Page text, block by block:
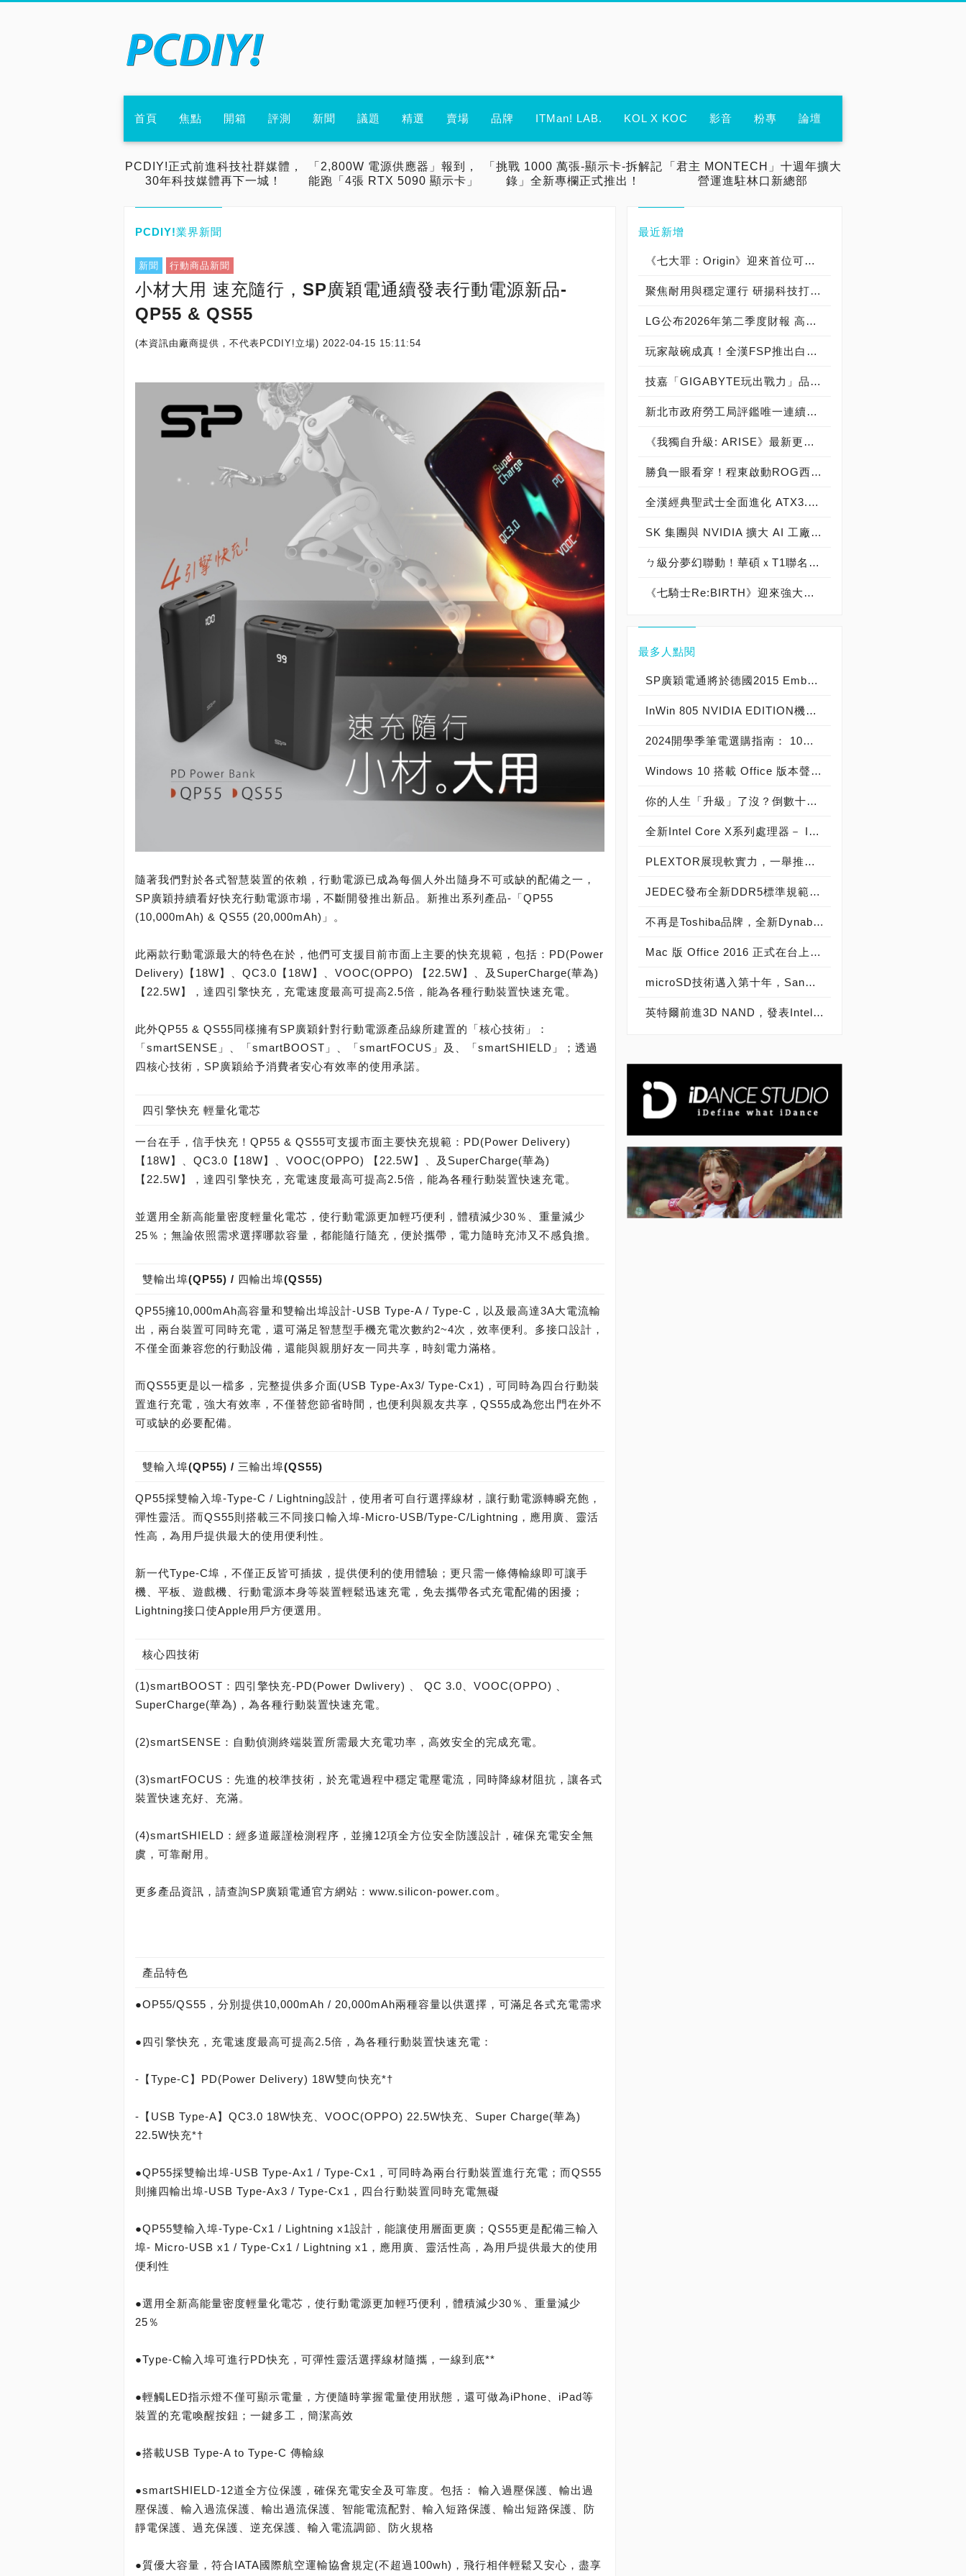
首頁 焦點 開箱 評測 新聞 議題 精選 賣場 品牌 ITMan! LAB. KOL X KOC 影音 粉專 論壇
PCDIY!正式前進科技社群媒體，
30年科技媒體再下一城！
「2,800W 電源供應器」報到，
能跑「4張 RTX 5090 顯示卡」
「挑戰 1000 萬張-顯示卡-拆解記
錄」全新專欄正式推出！
「君主 MONTECH」十週年擴大
營運進駐林口新總部
PCDIY!業界新聞
新聞 行動商品新聞
小材大用 速充隨行，SP廣穎電通續發表行動電源新品-
QP55 & QS55
(本資訊由廠商提供，不代表PCDIY!立場) 2022-04-15 15:11:54
隨著我們對於各式智慧裝置的依賴，行動電源已成為每個人外出隨身不可或缺的配備之一，
SP廣穎持續看好快充行動電源市場，不斷開發推出新品。新推出系列產品-「QP55
(10,000mAh) & QS55 (20,000mAh)」。
此兩款行動電源最大的特色在於，他們可支援目前市面上主要的快充規範，包括：PD(Power
Delivery)【18W】、QC3.0【18W】、VOOC(OPPO) 【22.5W】、及SuperCharge(華為)
【22.5W】，達四引擎快充，充電速度最高可提高2.5倍，能為各種行動裝置快速充電。
此外QP55 & QS55同樣擁有SP廣穎針對行動電源產品線所建置的「核心技術」：
「smartSENSE」、「smartBOOST」、「smartFOCUS」及、「smartSHIELD」；透過
四核心技術，SP廣穎給予消費者安心有效率的使用承諾。
四引擎快充 輕量化電芯
一台在手，信手快充！QP55 & QS55可支援市面主要快充規範：PD(Power Delivery)
【18W】、QC3.0【18W】、VOOC(OPPO) 【22.5W】、及SuperCharge(華為)
【22.5W】，達四引擎快充，充電速度最高可提高2.5倍，能為各種行動裝置快速充電。
並選用全新高能量密度輕量化電芯，使行動電源更加輕巧便利，體積減少30％、重量減少
25％；無論依照需求選擇哪款容量，都能隨行隨充，便於攜帶，電力隨時充沛又不感負擔。
雙輸出埠(QP55) / 四輸出埠(QS55)
QP55擁10,000mAh高容量和雙輸出埠設計-USB Type-A / Type-C，以及最高達3A大電流輸
出，兩台裝置可同時充電，還可滿足智慧型手機充電次數約2~4次，效率便利。多接口設計，
不僅全面兼容您的行動設備，還能與親朋好友一同共享，時刻電力滿格。
而QS55更是以一檔多，完整提供多介面(USB Type-Ax3/ Type-Cx1)，可同時為四台行動裝
置進行充電，強大有效率，不僅替您節省時間，也便利與親友共享，QS55成為您出門在外不
可或缺的必要配備。
雙輸入埠(QP55) / 三輸出埠(QS55)
QP55採雙輸入埠-Type-C / Lightning設計，使用者可自行選擇線材，讓行動電源轉瞬充飽，
彈性靈活。而QS55則搭載三不同接口輸入埠-Micro-USB/Type-C/Lightning，應用廣、靈活
性高，為用戶提供最大的使用便利性。
新一代Type-C埠，不僅正反皆可插拔，提供便利的使用體驗；更只需一條傳輸線即可讓手
機、平板、遊戲機、行動電源本身等裝置輕鬆迅速充電，免去攜帶各式充電配備的困擾；
Lightning接口使Apple用戶方便選用。
核心四技術
(1)smartBOOST：四引擎快充-PD(Power Dwlivery) 、 QC 3.0、VOOC(OPPO) 、
SuperCharge(華為)，為各種行動裝置快速充電。
(2)smartSENSE：自動偵測終端裝置所需最大充電功率，高效安全的完成充電。
(3)smartFOCUS：先進的校準技術，於充電過程中穩定電壓電流，同時降線材阻抗，讓各式
裝置快速充好、充滿。
(4)smartSHIELD：經多道嚴謹檢測程序，並擁12項全方位安全防護設計，確保充電安全無
虞，可靠耐用。
更多產品資訊，請查詢SP廣穎電通官方網站：www.silicon-power.com。
產品特色
●OP55/QS55，分別提供10,000mAh / 20,000mAh兩種容量以供選擇，可滿足各式充電需求
●四引擎快充，充電速度最高可提高2.5倍，為各種行動裝置快速充電：
-【Type-C】PD(Power Delivery) 18W雙向快充*†
-【USB Type-A】QC3.0 18W快充、VOOC(OPPO) 22.5W快充、Super Charge(華為)
22.5W快充*†
●QP55採雙輸出埠-USB Type-Ax1 / Type-Cx1，可同時為兩台行動裝置進行充電；而QS55
則擁四輸出埠-USB Type-Ax3 / Type-Cx1，四台行動裝置同時充電無礙
●QP55雙輸入埠-Type-Cx1 / Lightning x1設計，能讓使用層面更廣；QS55更是配備三輸入
埠- Micro-USB x1 / Type-Cx1 / Lightning x1，應用廣、靈活性高，為用戶提供最大的使用
便利性
●選用全新高能量密度輕量化電芯，使行動電源更加輕巧便利，體積減少30％、重量減少
25％
●Type-C輸入埠可進行PD快充，可彈性靈活選擇線材隨攜，一線到底**
●輕觸LED指示燈不僅可顯示電量，方便隨時掌握電量使用狀態，還可做為iPhone、iPad等
裝置的充電喚醒按鈕；一鍵多工，簡潔高效
●搭載USB Type-A to Type-C 傳輸線
●smartSHIELD-12道全方位保護，確保充電安全及可靠度。包括： 輸入過壓保護、輸出過
壓保護、輸入過流保護、輸出過流保護、智能電流配對、輸入短路保護、輸出短路保護、防
靜電保護、過充保護、逆充保護、輸入電流調節、防火規格
●質優大容量，符合IATA國際航空運輸協會規定(不超過100wh)，飛行相伴輕鬆又安心，盡享
最近新增
《七大罪：Origin》迎來首位可遊玩十誡角色「德里艾利」
聚焦耐用與穩定運行 研揚科技打造新一代 COM Express Type 6 模組
LG公布2026年第二季度財報 高附加價值產品銷售成長與成本競爭力提升，營業獲利年增 147%
玩家敲碗成真！全漢FSP推出白色 VITA PM MIT 1000W 靜音電源純白上市！ MIT 白金電源首度披上純白戰袍，支援 ATX 3.1、PCIe 5.1，10年保固！
技嘉「GIGABYTE玩出戰力」品牌活動8/3讓玩家「找到專屬配備」
新北市政府勞工局評鑑唯一連續三年獲獎企業！ 宏正三度榮膺新北市政府<友善移工企業>殊榮
《我獨自升級: ARISE》最新更新 成振宇覺醒闇影君主繼承者
勝負一眼看穿！程東啟動ROG西風之神 雙螢幕AI致勝全局
全漢經典聖武士全面進化 ATX3.1，價格不變！FSP VIC BD+ 電競入門最強銅牌電源！ ATX 3.1、全新壓紋線材、登錄享 5 年保固，打造新世代入門電競首選
SK 集團與 NVIDIA 擴大 AI 工廠與次世代記憶體策略合作 規模逾 5,000 億美元的 NVIDIA-SK AI 計畫（NVIDIA-SK AI Initiative）， 涵蓋 SK Telecom 最高達 2GW 的 AI 工廠，以及與 SK 海力士的長期 AI 記憶體合作
ㄅ級分夢幻聯動！華碩ｘT1聯名顯示卡全台盛大開賣
《七騎士Re:BIRTH》迎來強大的全新英雄[天劍]宣嵐 同步推出韓國主題劇情
最多人點閱
SP廣穎電通將於德國2015 Embedded World展示全方位工控系列產品
InWin 805 NVIDIA EDITION機殼爆紅，迎廣GeForce GTX特仕版機箱正式開賣！
2024開學季筆電選購指南： 10大熱銷筆電推薦榜
Windows 10 搭載 Office 版本聲明稿 Office Mobile 、 Office 2016 與 Office 365 版本差異說明
你的人生「升級」了沒？倒數十天！Windows 10開闊你的無限視野
全新Intel Core X系列處理器－ Intel Core i9 極致版處理器 重裝上陣
PLEXTOR展現軟實力，一舉推出三大獨家軟體
JEDEC發布全新DDR5標準規範，從DDR5-4800起跳! 將加速導入下世代高效能電腦系統
不再是Toshiba品牌，全新Dynabook 2019 新品發布，透過運算與服務改變世界
Mac 版 Office 2016 正式在台上市！
microSD技術邁入第十年，SanDisk microSD記憶卡出貨量突破20億片
英特爾前進3D NAND，發表Intel SSD 600p、6000p、E 5420s、E 6000p、DC P3520、DC S3520固態硬碟！